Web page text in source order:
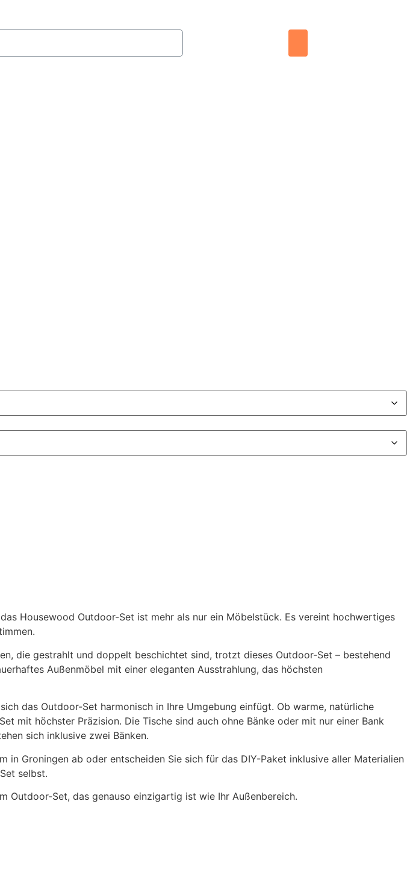
Housewood Outdoor-Set ist mehr als nur ein Möbelstück. Es vereint hochwertiges
die gestrahlt und doppelt beschichtet sind, trotzt dieses Outdoor-Set – bestehend
Außenmöbel mit einer eleganten Ausstrahlung, das höchsten
das Outdoor-Set harmonisch in Ihre Umgebung einfügt. Ob warme, natürliche
mit höchster Präzision. Die Tische sind auch ohne Bänke oder mit nur einer Bank
sich inklusive zwei Bänken.
Groningen ab oder entscheiden Sie sich für das DIY-Paket inklusive aller Materialien
selbst.
Outdoor-Set, das genauso einzigartig ist wie Ihr Außenbereich.